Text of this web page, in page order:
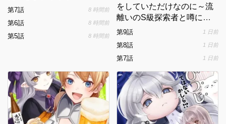
第7話 8 時間前
第6話 8 時間前
第5話 8 時間前
をしていただけなのに～流
離いのS級探索者と噂にな
ってしまいました～
第9話 1 日前
第8話 1 日前
第7話 1 日前